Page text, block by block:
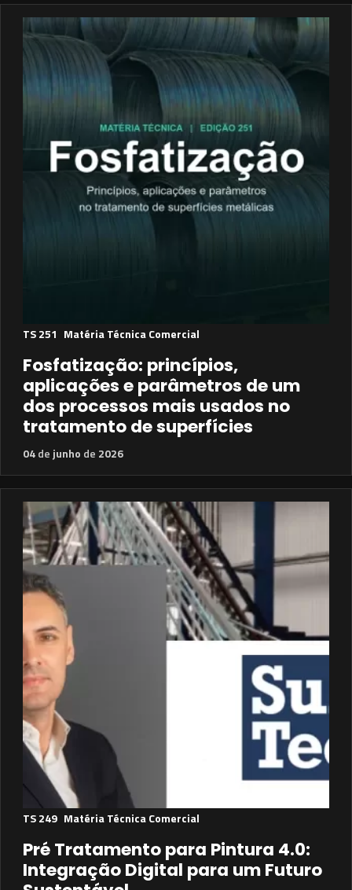
TS 251 Matéria Técnica Comercial
Fosfatização: princípios,
aplicações e parâmetros de um
dos processos mais usados no
tratamento de superfícies
04de junho de 2026
TS 249 Matéria Técnica Comercial
Pré Tratamento para Pintura 4.0:
Integração Digital para um Futuro